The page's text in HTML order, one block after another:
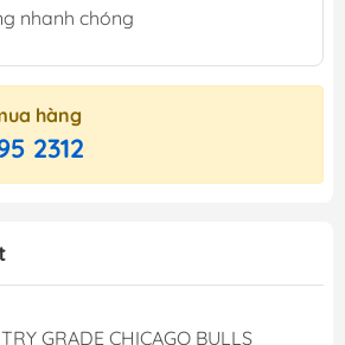
nhanh chóng
hàng
2312
GRADE CHICAGO BULLS